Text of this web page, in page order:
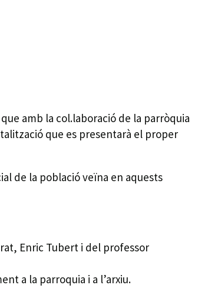
amb la col.laboració de la parròquia
que es presentarà el proper
de la població veïna en aquests
Enric Tubert i del professor
a la parroquia i a l’arxiu.